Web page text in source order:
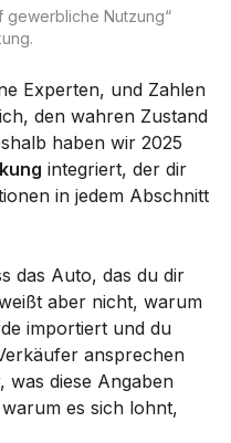
gewerbliche Nutzung“
Experten, und Zahlen
den wahren Zustand
haben wir 2025
integriert, der dir
in jedem Abschnitt
das Auto, das du dir
aber nicht, warum
importiert und du
ansprechen
was diese Angaben
es sich lohnt,